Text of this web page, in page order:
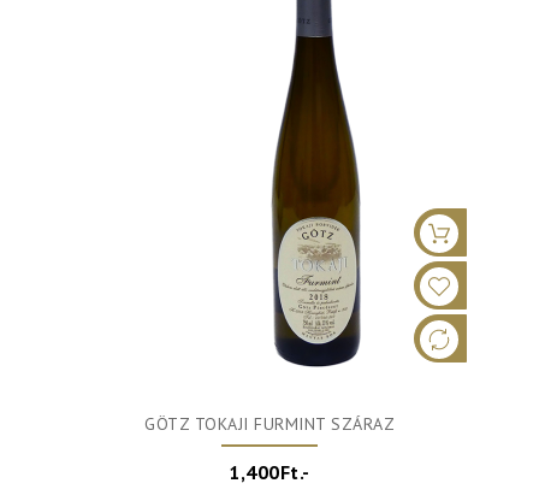
GÖTZ TOKAJI FURMINT SZÁRAZ
1,400Ft.-